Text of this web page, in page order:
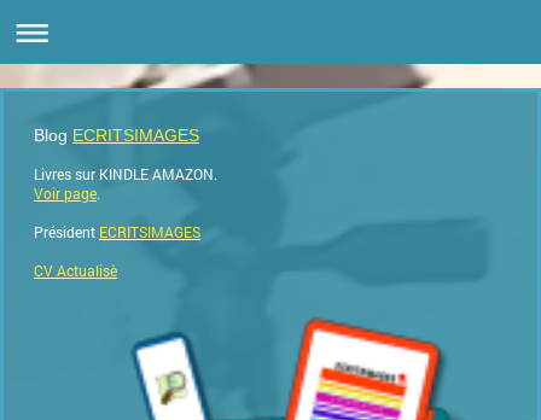
Blog ECRITSIMAGES
Livres sur KINDLE AMAZON.
Voir page.
Président ECRITSIMAGES
CV Actualisè